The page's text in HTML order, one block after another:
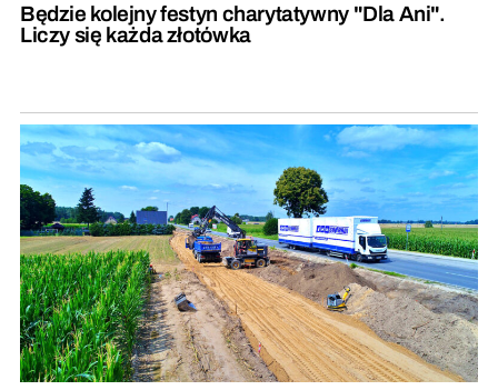
Będzie kolejny festyn charytatywny "Dla Ani".
Liczy się każda złotówka